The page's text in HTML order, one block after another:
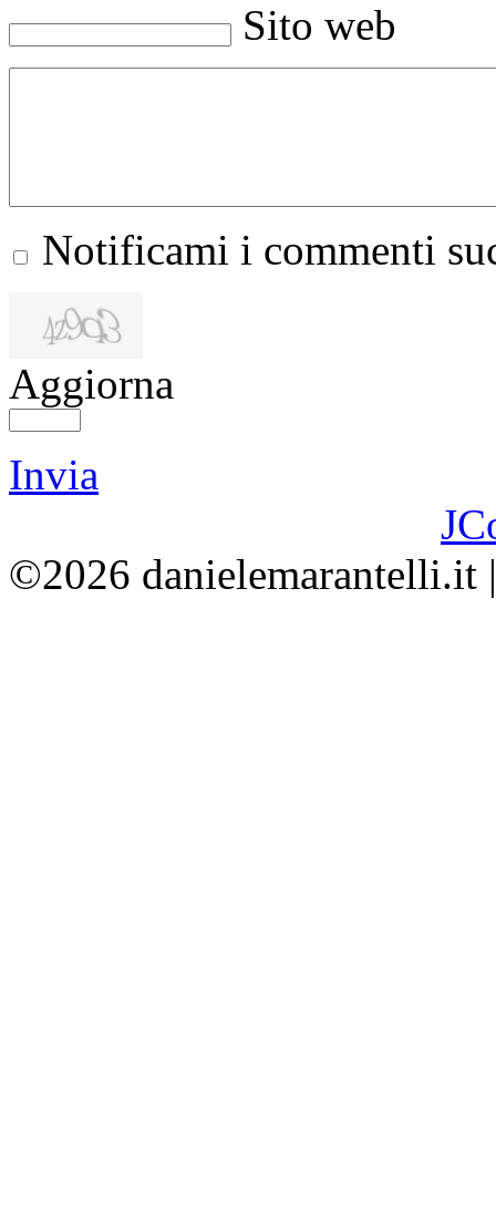
Sito web
Notificami i commenti
Aggiorna
Invia
©2026 danielemarantelli.it